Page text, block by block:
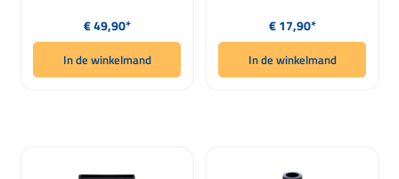
Normale prijs:
€ 49,90*
In de winkelmand
Normale prijs:
€ 17,90*
In de winkelmand